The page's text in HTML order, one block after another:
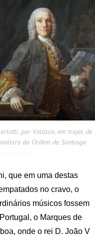
por Velasco, em trajes de
da Ordem de Santiago
que em uma destas
no cravo, o
músicos fossem
o Marques de
onde o rei D. João V